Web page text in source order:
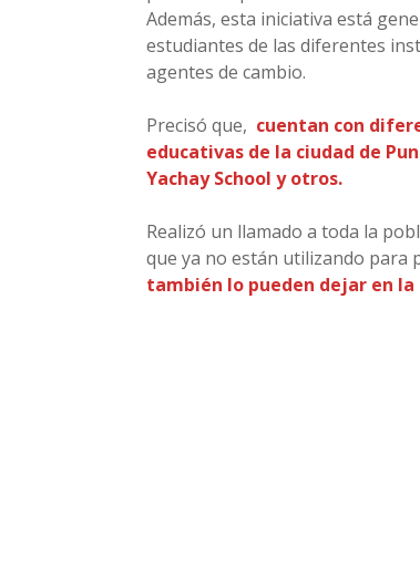
Además, esta iniciativa está
estudiantes de las diferentes
agentes de cambio.
Precisó que, cuentan con
educativas de la ciudad de
Yachay School y otros.
Realizó un llamado a toda la
que ya no están utilizando para
también lo pueden dejar en la